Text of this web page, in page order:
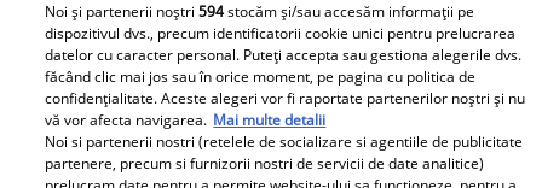
Povestea de dragoste dintre Giulia Anghelescu și Vlad
Huidu de la Power Couple România, sezonul 2. Au doi
copii și au trecut printr-o despărțire de un an și
jumătate
Noi și partenerii noștri594stocăm și/sau accesăm informații pe
dispozitivul dvs., precum identificatorii cookie unici pentru prelucrarea
datelor cu caracter personal. Puteți accepta sau gestiona alegerile dvs.
făcând clic mai jos sau în orice moment, pe pagina cu politica de
confidențialitate. Aceste alegeri vor fi raportate partenerilor noștri și nu
vă vor afecta navigarea. Mai multe detalii
Noi si partenerii nostri (retelele de socializare si agentiile de publicitate
partenere, precum si furnizorii nostri de servicii de date analitice)